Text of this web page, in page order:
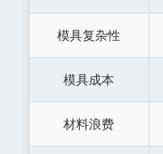
模具复杂性
模具成本
材料浪费